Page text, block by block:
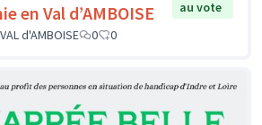
en Val d’AMBOISE
au vote
d'AMBOISE
0 0